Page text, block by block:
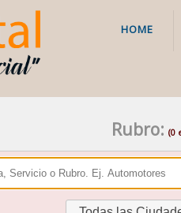
HOME
Rubro: (0